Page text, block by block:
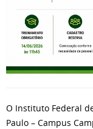
O Instituto Federal
Paulo – Campus